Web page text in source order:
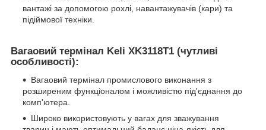
вантажі за допомогою рохлі, навантажувачів (кари) та
підіймової техніки.
Вагаовий термінал Keli XK3118T1 (чутливі
особливості):
Вагаовий термінал промислового виконання з
розширеним функціоналом і можливістю під'єднання до
комп'ютера.
Широко використовують у вагах для зважування